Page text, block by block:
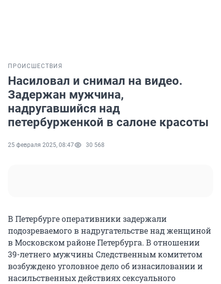
ПРОИСШЕСТВИЯ
Насиловал и снимал на видео.
Задержан мужчина,
надругавшийся над
петербурженкой в салоне красоты
25 февраля 2025, 08:47 30 568
В Петербурге оперативники задержали
подозреваемого в надругательстве над женщиной
в Московском районе Петербурга. В отношении
39-летнего мужчины Следственным комитетом
возбуждено уголовное дело об изнасиловании и
насильственных действиях сексуального